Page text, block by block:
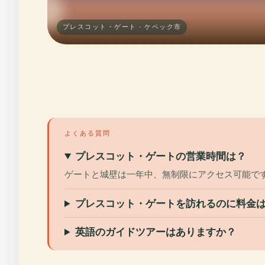
プレスコット・ゲート · ケベック市
よくある質問
プレスコット・ゲートの営業時間は？
ゲートと城壁は一年中、無制限にアクセス可能です
プレスコット・ゲートを訪れるのに料金
英語のガイドツアーはありますか？